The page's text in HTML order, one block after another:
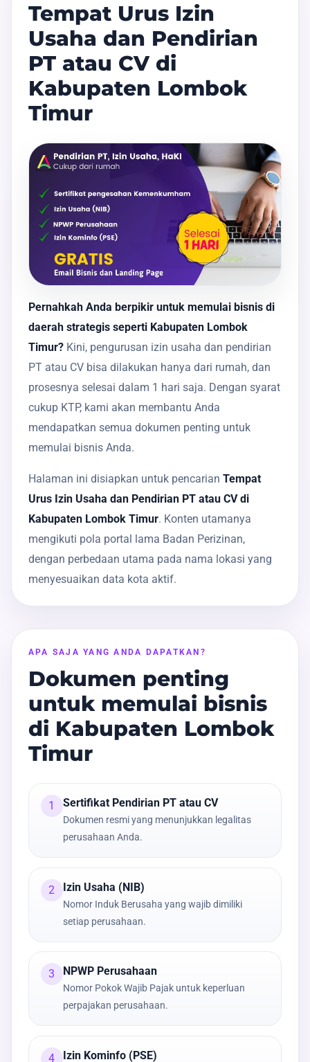
Tempat Urus Izin
Usaha dan Pendirian
PT atau CV di
Kabupaten Lombok
Timur
Pernahkah Anda berpikir untuk memulai bisnis di
daerah strategis seperti Kabupaten Lombok
Timur? Kini, pengurusan izin usaha dan pendirian
PT atau CV bisa dilakukan hanya dari rumah, dan
prosesnya selesai dalam 1 hari saja. Dengan syarat
cukup KTP, kami akan membantu Anda
mendapatkan semua dokumen penting untuk
memulai bisnis Anda.
Halaman ini disiapkan untuk pencarian Tempat
Urus Izin Usaha dan Pendirian PT atau CV di
Kabupaten Lombok Timur. Konten utamanya
mengikuti pola portal lama Badan Perizinan,
dengan perbedaan utama pada nama lokasi yang
menyesuaikan data kota aktif.
APA SAJA YANG ANDA DAPATKAN?
Dokumen penting
untuk memulai bisnis
di Kabupaten Lombok
Timur
1 Sertifikat Pendirian PT atau CV
Dokumen resmi yang menunjukkan legalitas
perusahaan Anda.
2 Izin Usaha (NIB)
Nomor Induk Berusaha yang wajib dimiliki
setiap perusahaan.
3 NPWP Perusahaan
Nomor Pokok Wajib Pajak untuk keperluan
perpajakan perusahaan.
4 Izin Kominfo (PSE)